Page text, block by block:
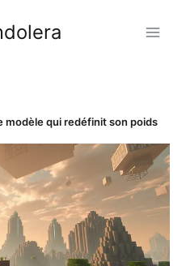
modèle qui redéfinit son poids